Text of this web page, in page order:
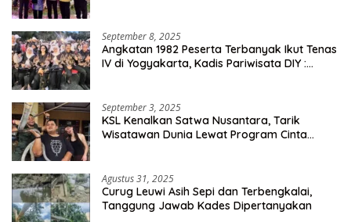
September 8, 2025
Angkatan 1982 Peserta Terbanyak Ikut Tenas
IV di Yogyakarta, Kadis Pariwisata DIY :
September 3, 2025
KSL Kenalkan Satwa Nusantara, Tarik
Wisatawan Dunia Lewat Program Cinta
Agustus 31, 2025
Curug Leuwi Asih Sepi dan Terbengkalai,
Tanggung Jawab Kades Dipertanyakan